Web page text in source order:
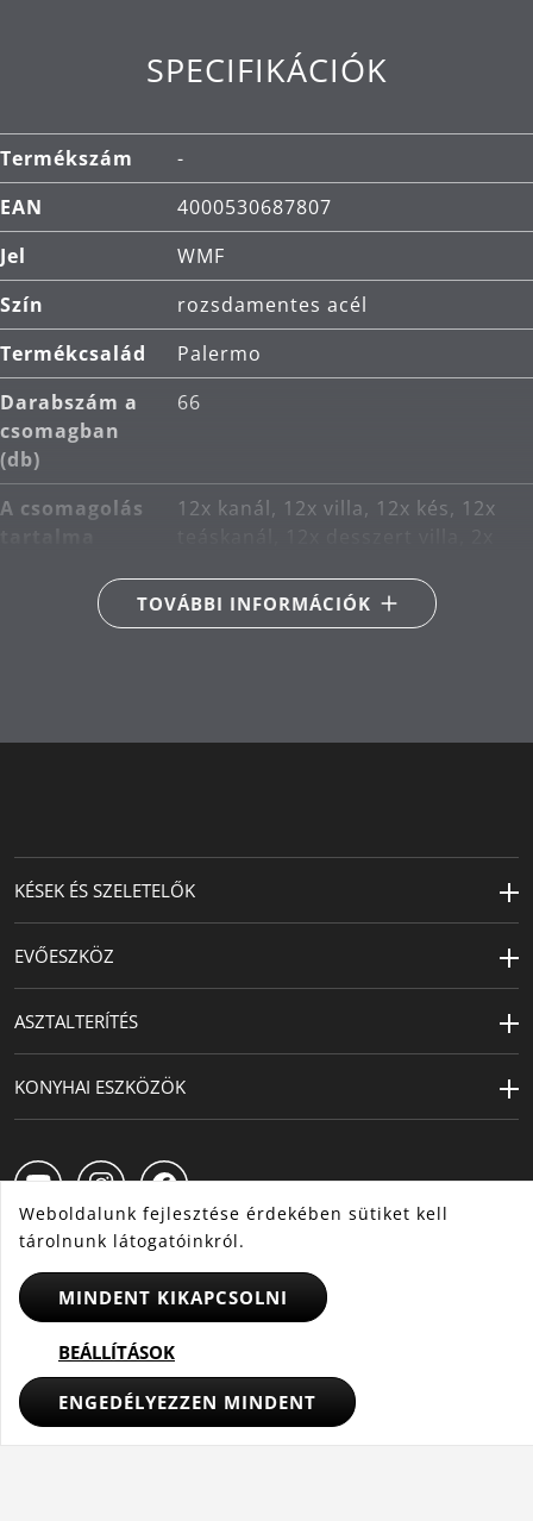
SPECIFIKÁCIÓK
Termékszám
-
EAN
4000530687807
Jel
WMF
Szín
rozsdamentes acél
Termékcsalád
Palermo
Darabszám a
csomagban
(db)
66
A csomagolás
12x kanál, 12x villa, 12x kés, 12x
adagolóvilla, 1x kanál, 1x
tortakanál
Termékápolás
mosogatógépben mosható
TOVÁBBI INFORMÁCIÓK
KÉSEK ÉS SZELETELŐK
EVŐESZKÖZ
ASZTALTERÍTÉS
KONYHAI ESZKÖZÖK
CS SK HU
© 2025 WMF - Minden jog fenntartva
Weboldalunk fejlesztése érdekében sütiket kell
tárolnunk látogatóinkról.
MINDENT KIKAPCSOLNI
BEÁLLÍTÁSOK
ENGEDÉLYEZZEN MINDENT